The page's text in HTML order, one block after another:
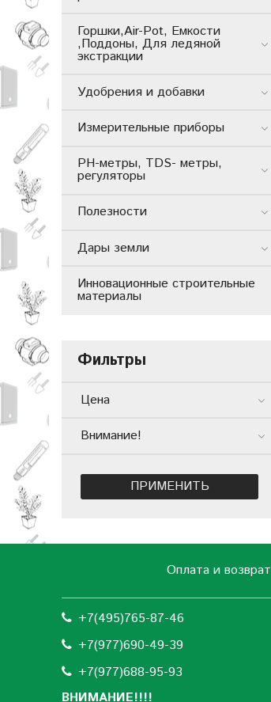
Горшки,Air-Pot, Емкости
,Поддоны, Для ледяной
экстракции
Удобрения и добавки
Измерительные приборы
РН-метры, TDS- метры,
регуляторы
Полезности
Дары земли
Инновационные строительные
материалы
Фильтры
Цена
Внимание!
ПРИМЕНИТЬ
Оплата и возврат
+7(495)765-87-46
+7(977)690-49-39
+7(977)688-95-93
ВНИМАНИЕ!!!!